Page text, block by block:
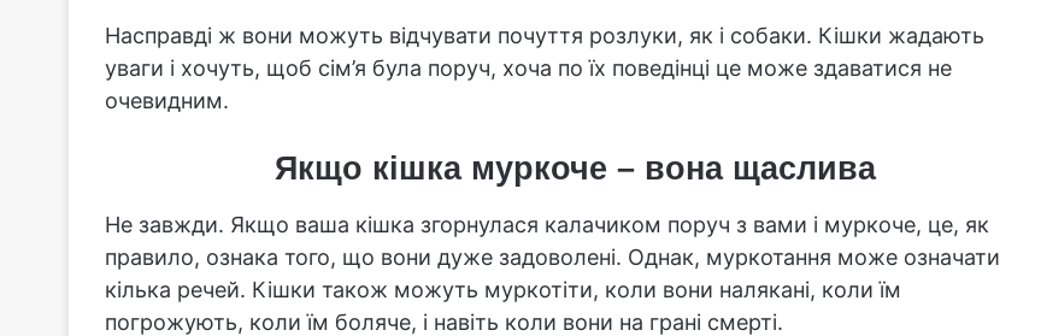
Насправді ж вони можуть відчувати почуття розлуки, як і собаки. Кішки жадають
уваги і хочуть, щоб сім’я була поруч, хоча по їх поведінці це може здаватися не
очевидним.
Якщо кішка муркоче – вона щаслива
Не завжди. Якщо ваша кішка згорнулася калачиком поруч з вами і муркоче, це, як
правило, ознака того, що вони дуже задоволені. Однак, муркотання може означати
кілька речей. Кішки також можуть муркотіти, коли вони налякані, коли їм
погрожують, коли їм боляче, і навіть коли вони на грані смерті.